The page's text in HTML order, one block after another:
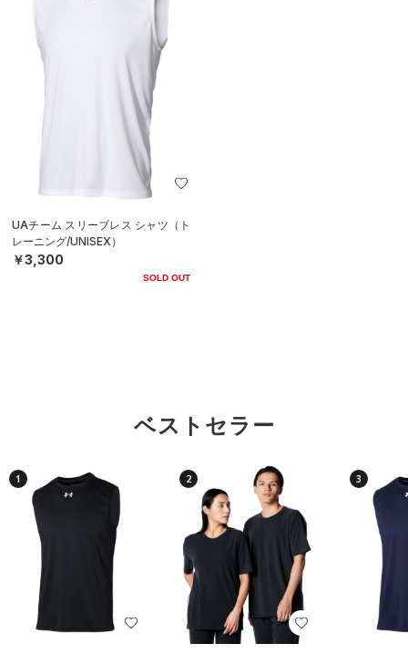
UAチーム スリーブレス シャツ（ト
レーニング/UNISEX）
￥3,300
SOLD OUT
ベストセラー
1 2 3